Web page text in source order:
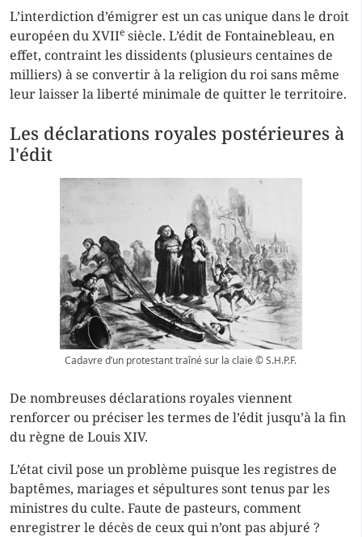
L’interdiction d’émigrer est un cas unique dans le droit
européen du XVIIe siècle. L’édit de Fontainebleau, en
effet, contraint les dissidents (plusieurs centaines de
milliers) à se convertir à la religion du roi sans même
leur laisser la liberté minimale de quitter le territoire.
Les déclarations royales postérieures à
l'édit
Cadavre d’un protestant traîné sur la claie © S.H.P.F.
De nombreuses déclarations royales viennent
renforcer ou préciser les termes de l’édit jusqu’à la fin
du règne de Louis XIV.
L’état civil pose un problème puisque les registres de
baptêmes, mariages et sépultures sont tenus par les
ministres du culte. Faute de pasteurs, comment
enregistrer le décès de ceux qui n’ont pas abjuré ?